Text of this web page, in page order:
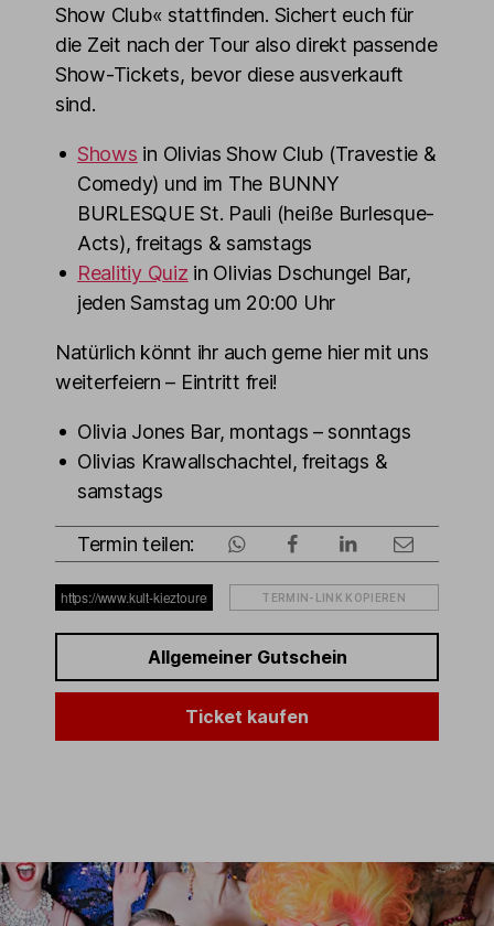
Show Club« stattfinden. Sichert euch für
die Zeit nach der Tour also direkt passende
Show-Tickets, bevor diese ausverkauft
sind.
Shows in Olivias Show Club (Travestie &
Comedy) und im The BUNNY
BURLESQUE St. Pauli (heiße Burlesque-
Acts), freitags & samstags
Realitiy Quiz in Olivias Dschungel Bar,
jeden Samstag um 20:00 Uhr
Natürlich könnt ihr auch gerne hier mit uns
weiterfeiern – Eintritt frei!
Olivia Jones Bar, montags – sonntags
Olivias Krawallschachtel, freitags &
samstags
Termin teilen:
TERMIN-LINK KOPIEREN
Allgemeiner Gutschein
Ticket kaufen